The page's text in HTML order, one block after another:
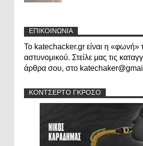
ΕΠΙΚΟΙΝΩΝΙΑ
Το katechacker.gr είναι η «φωνή»
αστυνομικού. Στείλε μας τις
άρθρα σου, στο
ΚΟΝΤΣΕΡΤΟ ΓΚΡΟΣΟ